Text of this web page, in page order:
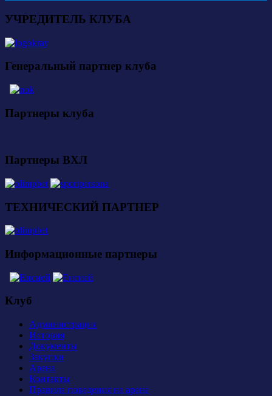
УЧРЕДИТЕЛЬ КЛУБА
Генеральный партнер клуба
Партнеры клуба
Партнеры ВХЛ
ТЕХНИЧЕСКИЙ ПАРТНЕР
Информационные партнеры
Клуб
Администрация
История
Документы
Закупки
Арена
Контакты
Правила поведения на арене